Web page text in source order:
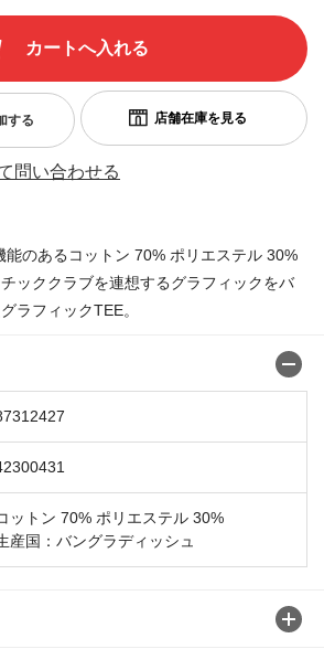
する
問い合わせる
能のあるコットン 70% ポリエステル 30%
ッククラブを連想するグラフィックをバ
ラフィックTEE。
ットン 70% ポリエステル 30%
産国：バングラディッシュ